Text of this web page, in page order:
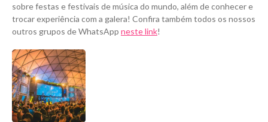
sobre festas e festivais de música do mundo, além de conhecer e
trocar experiência com a galera! Confira também todos os nossos
outros grupos de WhatsApp neste link!